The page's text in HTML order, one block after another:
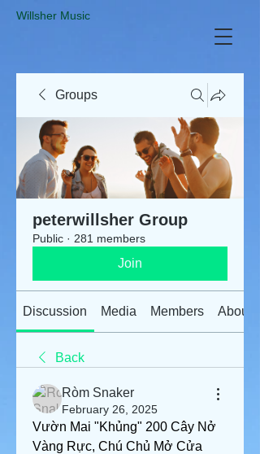
​Willsher Music
Groups
peterwillsher Group
Public · 281 members
Join
Discussion Media Members About
Back
Ròm Snaker
February 26, 2025
Vườn Mai "Khủng" 200 Cây Nở
Vàng Rực, Chú Chủ Mở Cửa